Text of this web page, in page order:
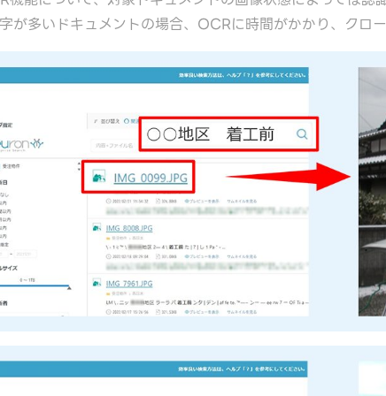
が多いドキュメントの場合、OCRに時間がかかり、クロー